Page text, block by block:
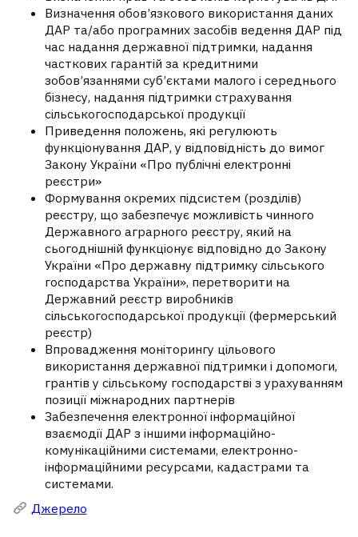
Визначення обов’язкового використання даних
ДАР та/або програмних засобів ведення ДАР під
час надання державної підтримки, надання
часткових гарантій за кредитними
зобов’язаннями суб’єктами малого і середнього
бізнесу, надання підтримки страхування
сільськогосподарської продукції
Приведення положень, які регулюють
функціонування ДАР, у відповідність до вимог
Закону України «Про публічні електронні
реєстри»
Формування окремих підсистем (розділів)
реєстру, що забезпечує можливість чинного
Державного аграрного реєстру, який на
сьогоднішній функціонує відповідно до Закону
України «Про державну підтримку сільського
господарства України», перетворити на
Державний реєстр виробників
сільськогосподарської продукції (фермерський
реєстр)
Впровадження моніторингу цільового
використання державної підтримки і допомоги,
грантів у сільському господарстві з урахуванням
позиції міжнародних партнерів
Забезпечення електронної інформаційної
взаємодії ДАР з іншими інформаційно-
комунікаційними системами, електронно-
інформаційними ресурсами, кадастрами та
системами.
Джерело